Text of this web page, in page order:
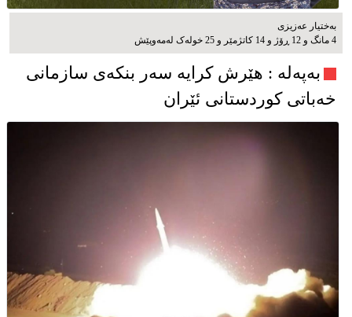
بەختیار عەزیزی
4 مانگ و 12 ڕۆژ و 14 کاتژمێر و 25 خوله‌ک له‌مه‌وپێش‌
به‌په‌له‌ : هێرش کرایە سەر بنکەی سازمانی
خەباتی کوردستانی ئێران